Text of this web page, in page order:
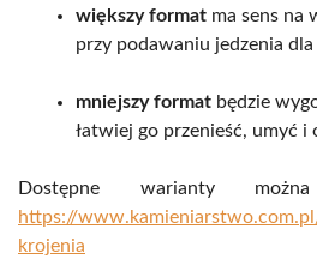
większy format ma sens na
przy podawaniu jedzenia
mniejszy format będzie
łatwiej go przenieść, umyć i
Dostępne warianty
https://
krojenia